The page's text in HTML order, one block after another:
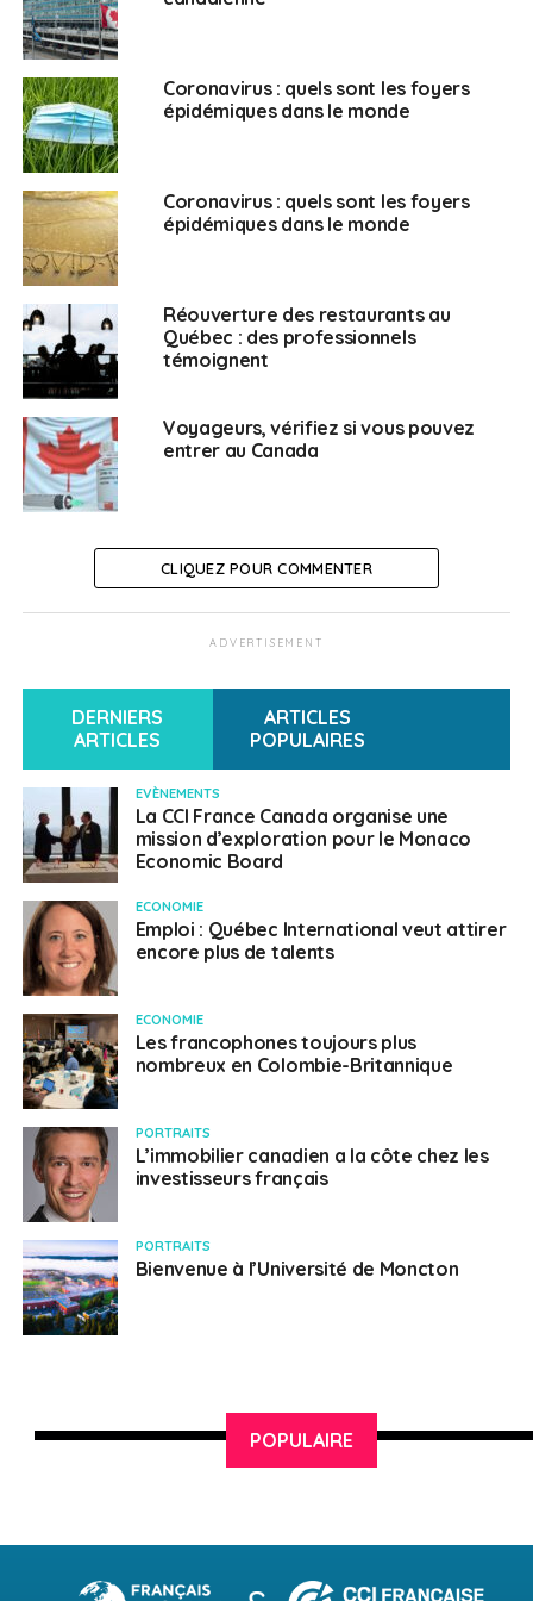
Coronavirus : quels sont les foyers
épidémiques dans le monde
Coronavirus : quels sont les foyers
épidémiques dans le monde
Réouverture des restaurants au
Québec : des professionnels
témoignent
Voyageurs, vérifiez si vous pouvez
entrer au Canada
CLIQUEZ POUR COMMENTER
ADVERTISEMENT
DERNIERS
ARTICLES
ARTICLES
POPULAIRES
EVÈNEMENTS
La CCI France Canada organise une
mission d’exploration pour le Monaco
Economic Board
ECONOMIE
Emploi : Québec International veut attirer
encore plus de talents
ECONOMIE
Les francophones toujours plus
nombreux en Colombie-Britannique
PORTRAITS
L’immobilier canadien a la côte chez les
investisseurs français
PORTRAITS
Bienvenue à l’Université de Moncton
POPULAIRE